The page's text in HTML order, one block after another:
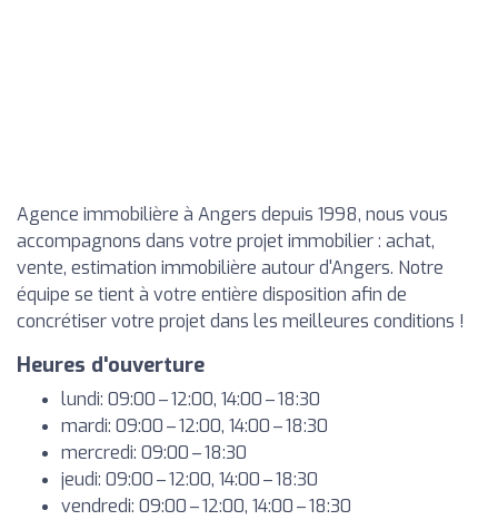
Agence immobilière à Angers depuis 1998, nous vous
accompagnons dans votre projet immobilier : achat,
vente, estimation immobilière autour d'Angers. Notre
équipe se tient à votre entière disposition afin de
concrétiser votre projet dans les meilleures conditions !
Heures d'ouverture
lundi: 09:00 – 12:00, 14:00 – 18:30
mardi: 09:00 – 12:00, 14:00 – 18:30
mercredi: 09:00 – 18:30
jeudi: 09:00 – 12:00, 14:00 – 18:30
vendredi: 09:00 – 12:00, 14:00 – 18:30